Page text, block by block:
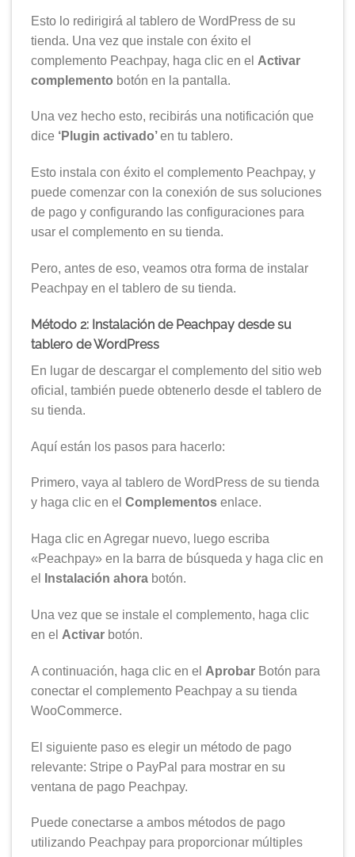
Esto lo redirigirá al tablero de WordPress de su
tienda. Una vez que instale con éxito el
complemento Peachpay, haga clic en el Activar
complemento botón en la pantalla.
Una vez hecho esto, recibirás una notificación que
dice ‘Plugin activado’en tu tablero.
Esto instala con éxito el complemento Peachpay, y
puede comenzar con la conexión de sus soluciones
de pago y configurando las configuraciones para
usar el complemento en su tienda.
Pero, antes de eso, veamos otra forma de instalar
Peachpay en el tablero de su tienda.
Método 2: Instalación de Peachpay desde su
tablero de WordPress
En lugar de descargar el complemento del sitio web
oficial, también puede obtenerlo desde el tablero de
su tienda.
Aquí están los pasos para hacerlo:
Primero, vaya al tablero de WordPress de su tienda
y haga clic en el Complementos enlace.
Haga clic en Agregar nuevo, luego escriba
«Peachpay» en la barra de búsqueda y haga clic en
el
Instalación ahora botón.
Una vez que se instale el complemento, haga clic
en el Activar botón.
A continuación, haga clic en el Aprobar Botón para
conectar el complemento Peachpay a su tienda
WooCommerce.
El siguiente paso es elegir un método de pago
relevante: Stripe o PayPal para mostrar en su
ventana de pago Peachpay.
Puede conectarse a ambos métodos de pago
utilizando Peachpay para proporcionar múltiples